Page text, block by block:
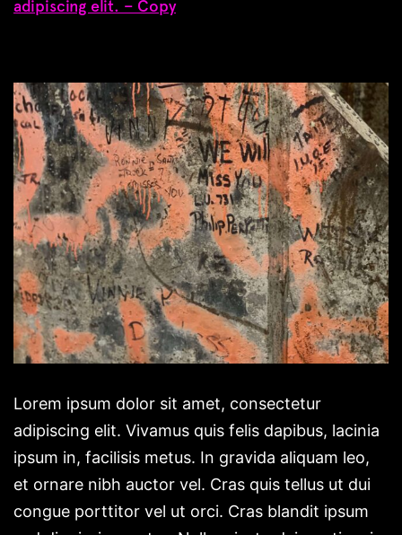
adipiscing elit. – Copy
Lorem ipsum dolor sit amet, consectetur
adipiscing elit. Vivamus quis felis dapibus, lacinia
ipsum in, facilisis metus. In gravida aliquam leo,
et ornare nibh auctor vel. Cras quis tellus ut dui
congue porttitor vel ut orci. Cras blandit ipsum